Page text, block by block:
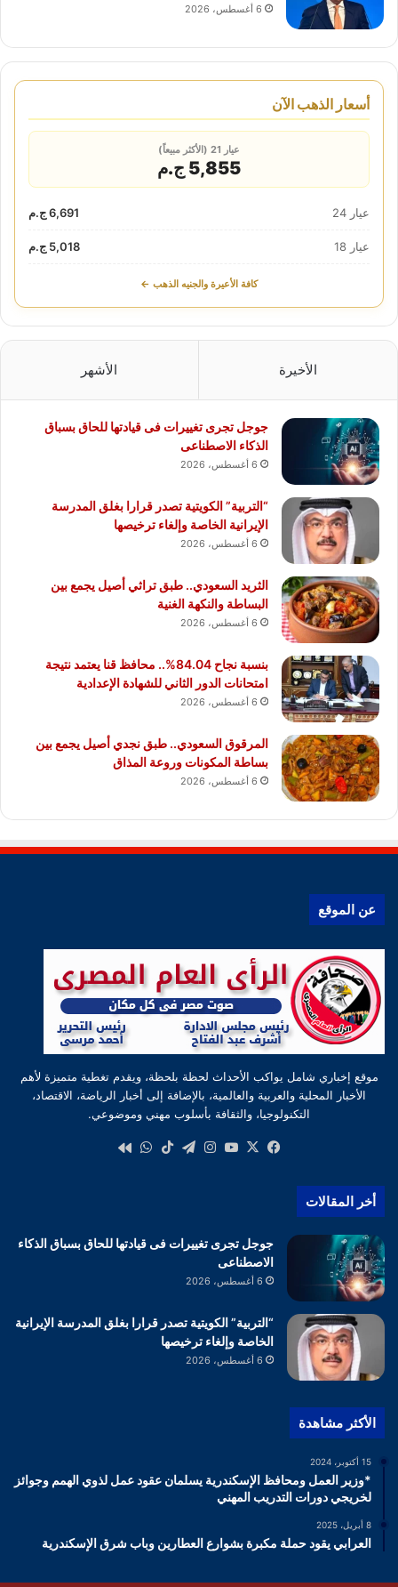
6 أغسطس، 2026
أسعار الذهب الآن
عيار 21 (الأكثر مبيعاً)
5,855 ج.م
عيار 24 6,691 ج.م
عيار 18 5,018 ج.م
كافة الأعيرة والجنيه الذهب ←
الأخيرة الأشهر
جوجل تجرى تغييرات فى قيادتها للحاق بسباق
الذكاء الاصطناعى
6 أغسطس، 2026
“التربية” الكويتية تصدر قرارا بغلق المدرسة
الإيرانية الخاصة وإلغاء ترخيصها
6 أغسطس، 2026
الثريد السعودي.. طبق تراثي أصيل يجمع بين
البساطة والنكهة الغنية
6 أغسطس، 2026
بنسبة نجاح 84.04%.. محافظ قنا يعتمد نتيجة
امتحانات الدور الثاني للشهادة الإعدادية
6 أغسطس، 2026
المرقوق السعودي.. طبق نجدي أصيل يجمع بين
بساطة المكونات وروعة المذاق
6 أغسطس، 2026
عن الموقع
موقع إخباري شامل يواكب الأحداث لحظة بلحظة، ويقدم تغطية متميزة لأهم
الأخبار المحلية والعربية والعالمية، بالإضافة إلى أخبار الرياضة، الاقتصاد،
التكنولوجيا، والثقافة بأسلوب مهني وموضوعي.
فيسبوك
‫X
‫YouTube
انستقرام
تيلقرام‫TikTokواتساب
أخر المقالات
جوجل تجرى تغييرات فى قيادتها للحاق بسباق الذكاء
الاصطناعى
6 أغسطس، 2026
“التربية” الكويتية تصدر قرارا بغلق المدرسة الإيرانية
الخاصة وإلغاء ترخيصها
6 أغسطس، 2026
الأكثر مشاهدة
15 أكتوبر، 2024
*وزير العمل ومحافظ الإسكندرية يسلمان عقود عمل لذوي الهمم وجوائز
لخريجي دورات التدريب المهني
8 أبريل، 2025
العرابي يقود حملة مكبرة بشوارع العطارين وباب شرق الإسكندرية